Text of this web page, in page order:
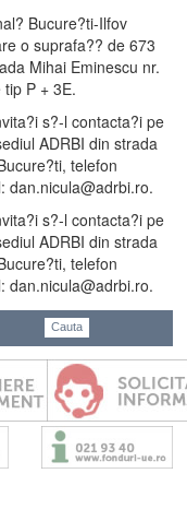
Bucure?ti-Ilfov
o suprafa?? de 673
Mihai Eminescu nr.
P + 3E.
s?-l contacta?i pe
ADRBI din strada
telefon
dan.nicula@adrbi.ro.
s?-l contacta?i pe
ADRBI din strada
telefon
dan.nicula@adrbi.ro.